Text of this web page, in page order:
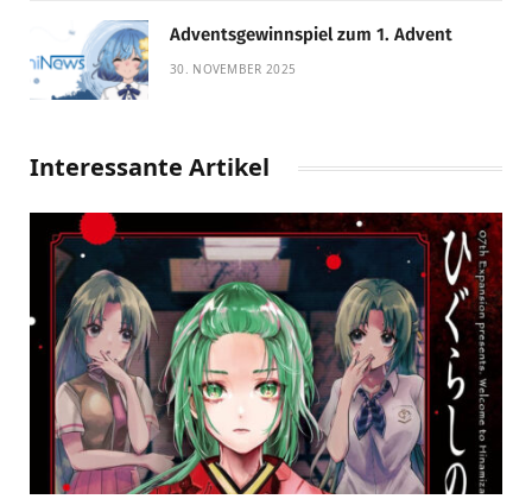
Adventsgewinnspiel zum 1. Advent
30. NOVEMBER 2025
Interessante Artikel